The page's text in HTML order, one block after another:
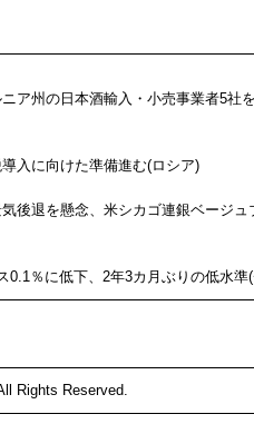
ア州の日本酒輸入・小売事業者5社
入に向けた準備進む(ロシア)
後退を懸念、米シカゴ連銀ベージュ
0.1％に低下、2年3カ月ぶりの低水準
Rights Reserved.